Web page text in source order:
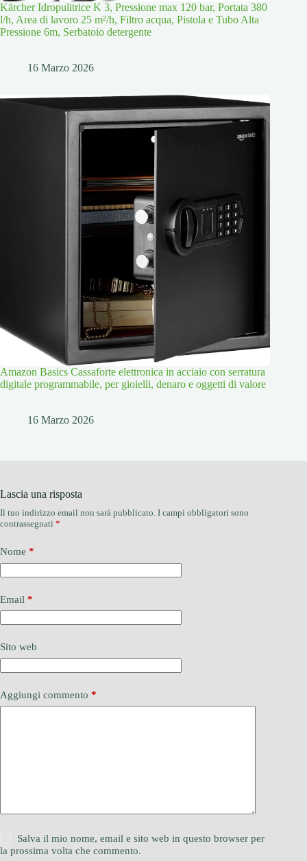
Kärcher Idropulitrice K 3, Pressione max 120 bar, Portata 380
l/h, Area di lavoro 25 m²/h, Filtro acqua, Pistola e Tubo Alta
Pressione 6m, Serbatoio detergente
16 Marzo 2026
Amazon Basics Cassaforte elettronica in acciaio con serratura
digitale programmabile, per gioielli, denaro e oggetti di valore
16 Marzo 2026
Lascia una risposta
Il tuo indirizzo email non sarà pubblicato. I campi obbligatori sono
contrassegnati *
Nome *
Email *
Sito web
Aggiungi commento *
Salva il mio nome, email e sito web in questo browser per
la prossima volta che commento.